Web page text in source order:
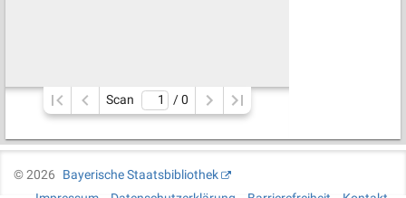
Scan / 0
©2026
Bayerische Staatsbibliothek